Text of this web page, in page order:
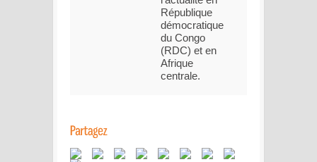
République
démocratique
du Congo
(RDC) et en
Afrique
centrale.